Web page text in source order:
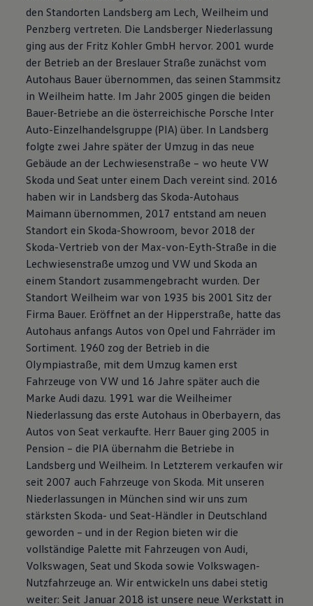
Handy und Fahrzeug verbinden
Updates für Software, Karten und Radio
Über Ihr Auto
Vorgängermodelle
Volkswagen Kundenbetreuung
Warn- und Kontrollleuchten
Assistenzsysteme
Digitale Betriebsanleitung
Live Beratung
Magazin
Lifestyle
Transport
Familie
Elektromobilität
Volkswagen R
Pannen- und Unfallhilfe
Volkswagen Kundenbetreuung
den Standorten Landsberg am Lech, Weilheim und
Penzberg vertreten. Die Landsberger Niederlassung
ging aus der Fritz Kohler GmbH hervor. 2001 wurde
der Betrieb an der Breslauer Straße zunächst vom
Autohaus Bauer übernommen, das seinen Stammsitz
in Weilheim hatte. Im Jahr 2005 gingen die beiden
Bauer-Betriebe an die österreichische Porsche Inter
Auto-Einzelhandelsgruppe (PIA) über. In Landsberg
folgte zwei Jahre später der Umzug in das neue
Gebäude an der Lechwiesenstraße – wo heute VW
Skoda und Seat unter einem Dach vereint sind. 2016
haben wir in Landsberg das Skoda-Autohaus
Maimann übernommen, 2017 entstand am neuen
Standort ein Skoda-Showroom, bevor 2018 der
Skoda-Vertrieb von der Max-von-Eyth-Straße in die
Lechwiesenstraße umzog und VW und Skoda an
einem Standort zusammengebracht wurden. Der
Standort Weilheim war von 1935 bis 2001 Sitz der
Firma Bauer. Eröffnet an der Hipperstraße, hatte das
Autohaus anfangs Autos von Opel und Fahrräder im
Sortiment. 1960 zog der Betrieb in die
Olympiastraße, mit dem Umzug kamen erst
Fahrzeuge von VW und 16 Jahre später auch die
Marke Audi dazu. 1991 war die Weilheimer
Niederlassung das erste Autohaus in Oberbayern, das
Autos von Seat verkaufte. Herr Bauer ging 2005 in
Pension – die PIA übernahm die Betriebe in
Landsberg und Weilheim. In Letzterem verkaufen wir
seit 2007 auch Fahrzeuge von Skoda. Mit unseren
Niederlassungen in München sind wir uns zum
stärksten Skoda- und Seat-Händler in Deutschland
geworden – und in der Region bieten wir die
vollständige Palette mit Fahrzeugen von Audi,
Volkswagen, Seat und Skoda sowie Volkswagen-
Nutzfahrzeuge an. Wir entwickeln uns dabei stetig
weiter: Seit Januar 2018 ist unsere neue Werkstatt in